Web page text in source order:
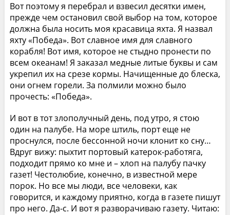
Вот поэтому я перебрал и взвесил десятки имен,
прежде чем остановил свой выбор на том, которое
должна была носить моя красавица яхта. Я назвал
яхту «Победа». Вот славное имя для славного
корабля! Вот имя, которое не стыдно пронести по
всем океанам! Я заказал медные литые буквы и сам
укрепил их на срезе кормы. Начищенные до блеска,
они огнем горели. За полмили можно было
прочесть: «Победа».
И вот в тот злополучный день, под утро, я стою
один на палубе. На море штиль, порт еще не
проснулся, после бессонной ночи клонит ко сну…
Вдруг вижу: пыхтит портовый катерок-работяга,
подходит прямо ко мне и – хлоп на палубу пачку
газет! Честолюбие, конечно, в известной мере
порок. Но все мы люди, все человеки, как
говорится, и каждому приятно, когда в газете пишут
про него. Да-с. И вот я разворачиваю газету. Читаю: